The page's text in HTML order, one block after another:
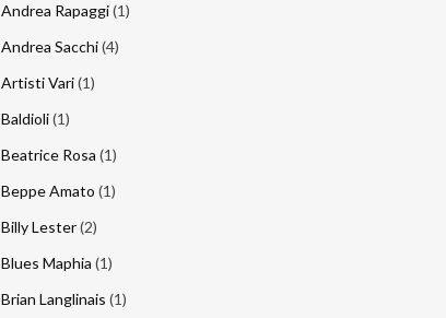
Andrea Rapaggi(1)
Andrea Sacchi(4)
Artisti Vari(1)
Baldioli(1)
Beatrice Rosa (1)
Beppe Amato (1)
Billy Lester(2)
Blues Maphia (1)
Brian Langlinais (1)